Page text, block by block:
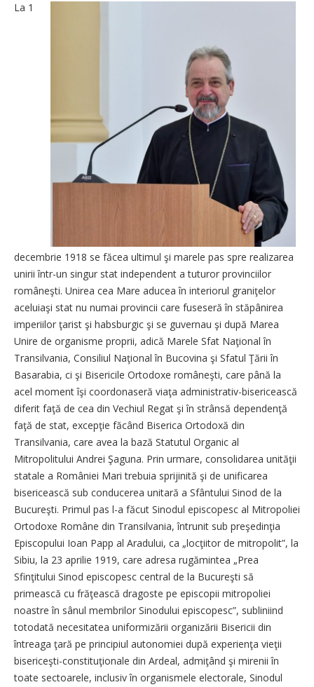
La 1
decembrie 1918 se făcea ultimul şi marele pas spre realizarea
unirii într-un singur stat independent a tuturor provinciilor
româneşti. Unirea cea Mare aducea în interiorul graniţelor
aceluiaşi stat nu numai provincii care fuseseră în stăpânirea
imperiilor ţarist şi habsburgic şi se guvernau şi după Marea
Unire de organisme proprii, adică Marele Sfat Naţional în
Transilvania, Consiliul Naţional în Bucovina şi Sfatul Ţării în
Basarabia, ci şi Bisericile Ortodoxe româneşti, care până la
acel moment îşi coordonaseră viaţa administrativ-bisericească
diferit faţă de cea din Vechiul Regat şi în strânsă dependenţă
faţă de stat, excepţie făcând Biserica Ortodoxă din
Transilvania, care avea la bază Statutul Organic al
Mitropolitului Andrei Şaguna. Prin urmare, consolidarea unităţii
statale a României Mari trebuia sprijinită şi de unificarea
bisericească sub conducerea unitară a Sfântului Sinod de la
Bucureşti. Primul pas l-a făcut Sinodul episcopesc al Mitropoliei
Ortodoxe Române din Transilvania, întrunit sub preşedinţia
Episcopului Ioan Papp al Aradului, ca „locţiitor de mitropolit”, la
Sibiu, la 23 aprilie 1919, care adresa rugămintea „Prea
Sfinţitului Sinod episcopesc central de la Bucureşti să
primească cu frăţească dragoste pe episcopii mitropoliei
noastre în sânul membrilor Sinodului episcopesc”, subliniind
totodată necesitatea uniformizării organizării Bisericii din
întreaga ţară pe principiul autonomiei după experienţa vieţii
bisericeşti-constituţionale din Ardeal, admiţând şi mirenii în
toate sectoarele, inclusiv în organismele electorale, Sinodul